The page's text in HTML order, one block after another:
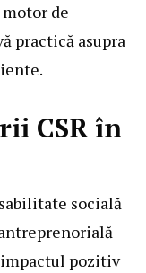
de
practică asupra
CSR în
socială
pozitiv